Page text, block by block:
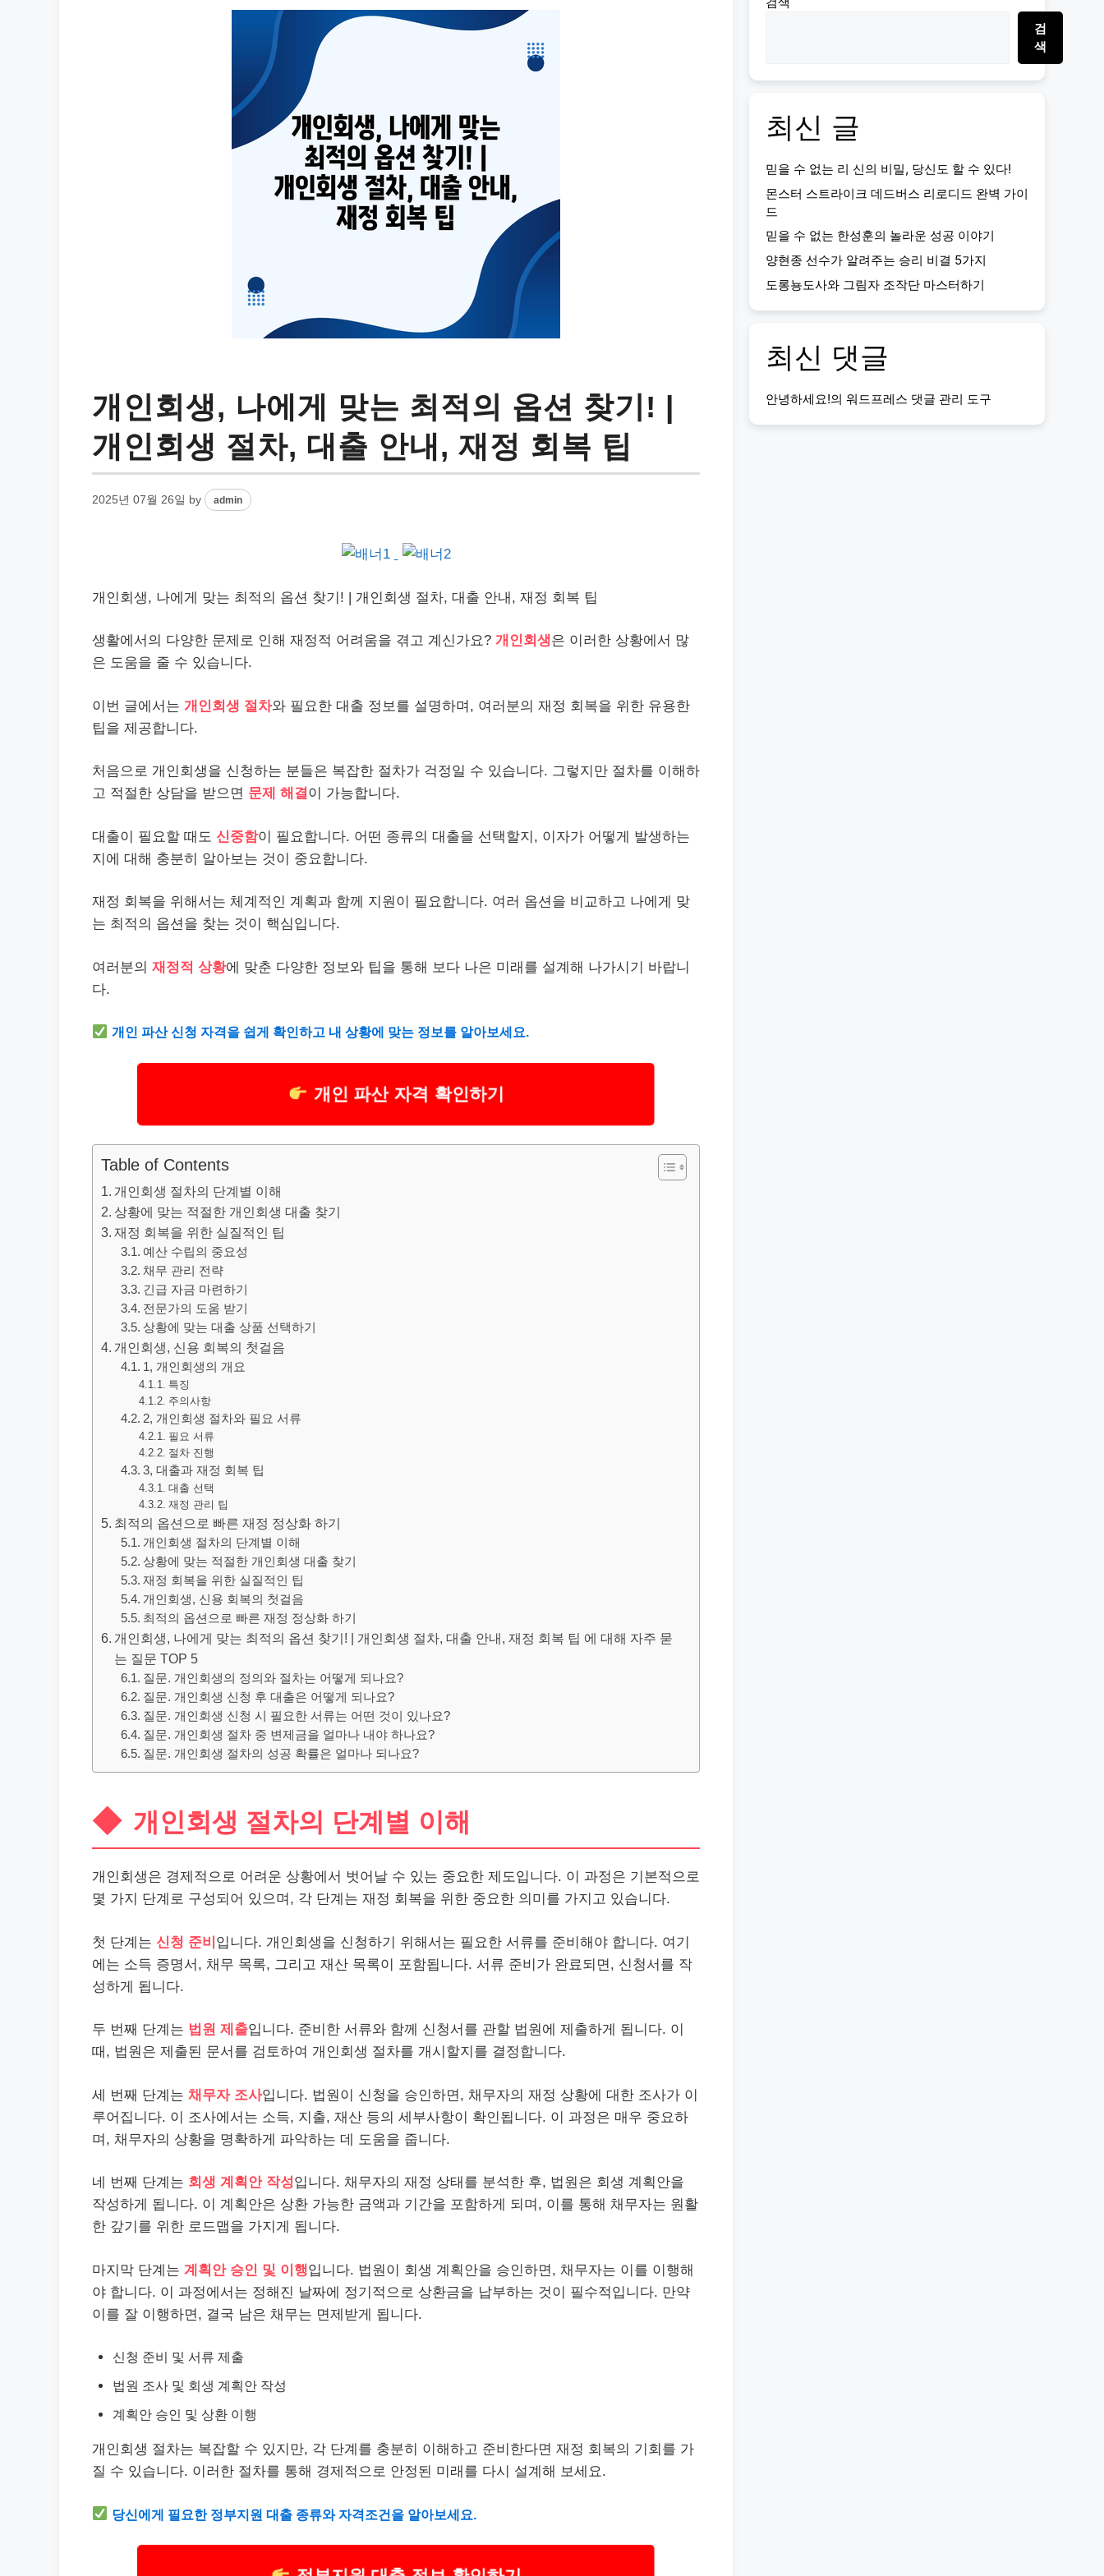
개인회생, 나에게 맞는 최적의 옵션 찾기! |
개인회생 절차, 대출 안내, 재정 회복 팁
2025년 07월 26일 by admin
개인회생, 나에게 맞는 최적의 옵션 찾기! | 개인회생 절차, 대출 안내, 재정 회복 팁
생활에서의 다양한 문제로 인해 재정적 어려움을 겪고 계신가요? 개인회생은 이러한 상황에서 많
은 도움을 줄 수 있습니다.
이번 글에서는 개인회생 절차와 필요한 대출 정보를 설명하며, 여러분의 재정 회복을 위한 유용한
팁을 제공합니다.
처음으로 개인회생을 신청하는 분들은 복잡한 절차가 걱정일 수 있습니다. 그렇지만 절차를 이해하
고 적절한 상담을 받으면 문제 해결이 가능합니다.
대출이 필요할 때도 신중함이 필요합니다. 어떤 종류의 대출을 선택할지, 이자가 어떻게 발생하는
지에 대해 충분히 알아보는 것이 중요합니다.
재정 회복을 위해서는 체계적인 계획과 함께 지원이 필요합니다. 여러 옵션을 비교하고 나에게 맞
는 최적의 옵션을 찾는 것이 핵심입니다.
여러분의 재정적 상황에 맞춘 다양한 정보와 팁을 통해 보다 나은 미래를 설계해 나가시기 바랍니
다.
개인 파산 신청 자격을 쉽게 확인하고 내 상황에 맞는 정보를 알아보세요.
개인 파산 자격 확인하기
Table of Contents
개인회생 절차의 단계별 이해
상황에 맞는 적절한 개인회생 대출 찾기
재정 회복을 위한 실질적인 팁
예산 수립의 중요성
채무 관리 전략
긴급 자금 마련하기
전문가의 도움 받기
상황에 맞는 대출 상품 선택하기
개인회생, 신용 회복의 첫걸음
1, 개인회생의 개요
특징
주의사항
2, 개인회생 절차와 필요 서류
필요 서류
절차 진행
3, 대출과 재정 회복 팁
대출 선택
재정 관리 팁
최적의 옵션으로 빠른 재정 정상화 하기
개인회생 절차의 단계별 이해
상황에 맞는 적절한 개인회생 대출 찾기
재정 회복을 위한 실질적인 팁
개인회생, 신용 회복의 첫걸음
최적의 옵션으로 빠른 재정 정상화 하기
개인회생, 나에게 맞는 최적의 옵션 찾기! | 개인회생 절차, 대출 안내, 재정 회복 팁 에 대해 자주 묻
는 질문 TOP 5
질문. 개인회생의 정의와 절차는 어떻게 되나요?
질문. 개인회생 신청 후 대출은 어떻게 되나요?
질문. 개인회생 신청 시 필요한 서류는 어떤 것이 있나요?
질문. 개인회생 절차 중 변제금을 얼마나 내야 하나요?
질문. 개인회생 절차의 성공 확률은 얼마나 되나요?
개인회생 절차의 단계별 이해
개인회생은 경제적으로 어려운 상황에서 벗어날 수 있는 중요한 제도입니다. 이 과정은 기본적으로
몇 가지 단계로 구성되어 있으며, 각 단계는 재정 회복을 위한 중요한 의미를 가지고 있습니다.
첫 단계는 신청 준비 입니다. 개인회생을 신청하기 위해서는 필요한 서류를 준비해야 합니다. 여기
에는 소득 증명서, 채무 목록, 그리고 재산 목록이 포함됩니다. 서류 준비가 완료되면, 신청서를 작
성하게 됩니다.
두 번째 단계는 법원 제출입니다. 준비한 서류와 함께 신청서를 관할 법원에 제출하게 됩니다. 이
때, 법원은 제출된 문서를 검토하여 개인회생 절차를 개시할지를 결정합니다.
세 번째 단계는 채무자 조사입니다. 법원이 신청을 승인하면, 채무자의 재정 상황에 대한 조사가 이
루어집니다. 이 조사에서는 소득, 지출, 재산 등의 세부사항이 확인됩니다. 이 과정은 매우 중요하
며, 채무자의 상황을 명확하게 파악하는 데 도움을 줍니다.
네 번째 단계는 회생 계획안 작성입니다. 채무자의 재정 상태를 분석한 후, 법원은 회생 계획안을
작성하게 됩니다. 이 계획안은 상환 가능한 금액과 기간을 포함하게 되며, 이를 통해 채무자는 원활
한 갚기를 위한 로드맵을 가지게 됩니다.
마지막 단계는 계획안 승인 및 이행입니다. 법원이 회생 계획안을 승인하면, 채무자는 이를 이행해
야 합니다. 이 과정에서는 정해진 날짜에 정기적으로 상환금을 납부하는 것이 필수적입니다. 만약
이를 잘 이행하면, 결국 남은 채무는 면제받게 됩니다.
신청 준비 및 서류 제출
법원 조사 및 회생 계획안 작성
계획안 승인 및 상환 이행
개인회생 절차는 복잡할 수 있지만, 각 단계를 충분히 이해하고 준비한다면 재정 회복의 기회를 가
질 수 있습니다. 이러한 절차를 통해 경제적으로 안정된 미래를 다시 설계해 보세요.
당신에게 필요한 정부지원 대출 종류와 자격조건을 알아보세요.
검
색
최신 글
믿을 수 없는 리 신의 비밀, 당신도 할 수 있다!
몬스터 스트라이크 데드버스 리로디드 완벽 가이
드
믿을 수 없는 한성훈의 놀라운 성공 이야기
양현종 선수가 알려주는 승리 비결 5가지
도롱뇽도사와 그림자 조작단 마스터하기
최신 댓글
안녕하세요!의 워드프레스 댓글 관리 도구